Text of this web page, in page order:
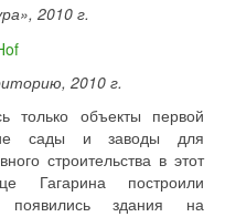
2010 г.
2010 г.
только объекты первой
сады и заводы для
строительства в этот
построили
появились здания на